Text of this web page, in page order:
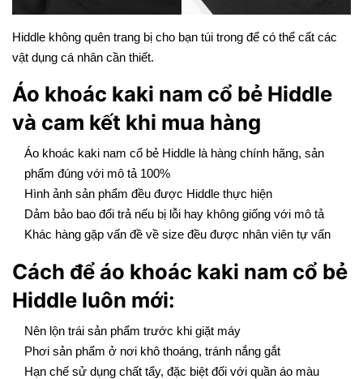
Hiddle không quên trang bị cho bạn túi trong để có thể cất các
vật dụng cá nhân cần thiết.
Áo khoác kaki nam cổ bẻ Hiddle
và cam kết khi mua hàng
Áo khoác kaki nam cổ bẻ Hiddle là hàng chính hãng, sản
phẩm đúng với mô tả 100%
Hình ảnh sản phẩm đều được Hiddle thực hiện
Dảm bảo bao đổi trả nếu bị lỗi hay không giống với mô tả
Khác hàng gặp vấn đề về size đều được nhân viên tự vấn
Cách để áo khoác kaki nam cổ bẻ
Hiddle luôn mới:
Nên lộn trái sản phẩm trước khi giặt máy
Phơi sản phẩm ở nơi khô thoáng, tránh nắng gắt
Hạn chế sử dụng chất tẩy, đặc biệt đối với quần áo màu